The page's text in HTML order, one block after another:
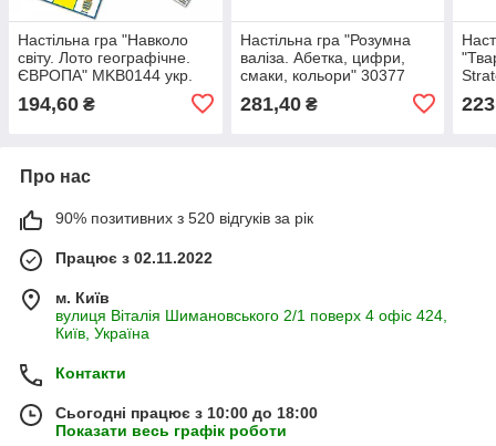
Настільна гра "Навколо
світу. Лото географічне.
ЄВРОПА" MKB0144 укр.
194,60 ₴
Настільна гра "Розумна
валіза. Абетка, цифри,
смаки, кольори" 30377
281,40₴
Про нас
90% позитивних з 520 відгуків за рік
Працює з 02.11.2022
м. Київ
вулиця Віталія Шимановського 2/1 поверх 4 офіс 424,
Київ, Україна
Контакти
Сьогодні працює з 10:00 до 18:00
Показати весь графік роботи